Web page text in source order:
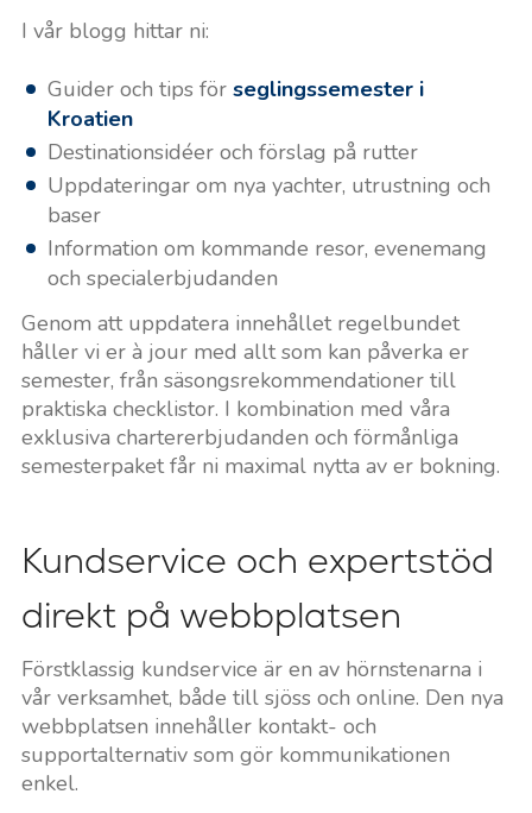
I vår blogg hittar ni:
Guider och tips för seglingssemester i
Kroatien
Destinationsidéer och förslag på rutter
Uppdateringar om nya yachter, utrustning och
baser
Information om kommande resor, evenemang
och specialerbjudanden
Genom att uppdatera innehållet regelbundet
håller vi er à jour med allt som kan påverka er
semester, från säsongsrekommendationer till
praktiska checklistor. I kombination med våra
exklusiva chartererbjudanden och förmånliga
semesterpaket får ni maximal nytta av er bokning.
Kundservice och expertstöd
direkt på webbplatsen
Förstklassig kundservice är en av hörnstenarna i
vår verksamhet, både till sjöss och online. Den nya
webbplatsen innehåller kontakt- och
supportalternativ som gör kommunikationen
enkel.